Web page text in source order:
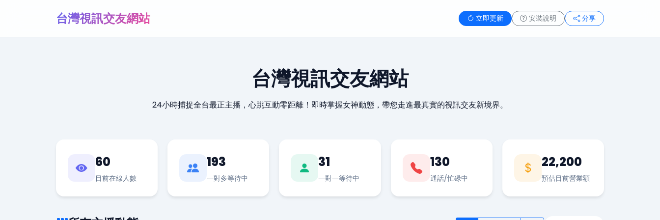
台灣視訊交友網站 立即更新 安裝說明 分享
台灣視訊交友網站
24小時捕捉全台最正主播，心跳互動零距離！即時掌握女神動態，帶您走進最真實的視訊交友新境界。
60
目前在線人數
193
一對多等待中
31
一對一等待中
130
通話/忙碌中
22,200
預估目前營業額